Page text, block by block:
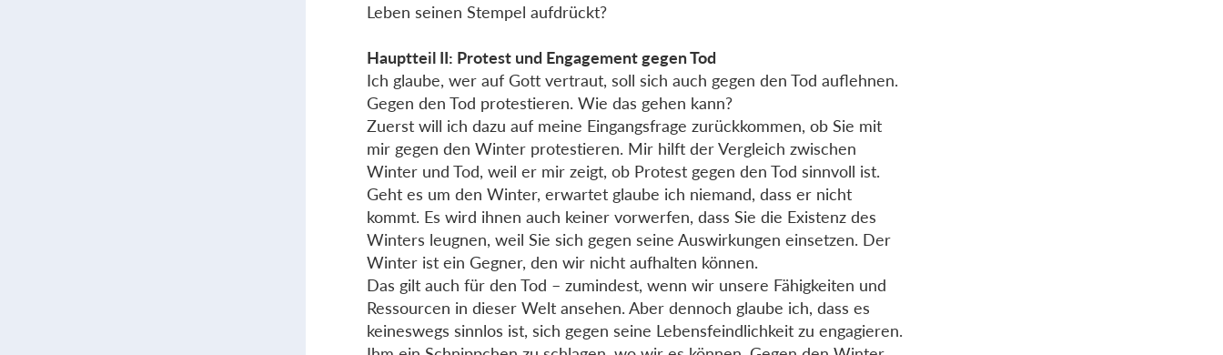
Leben seinen Stempel aufdrückt?
Hauptteil II: Protest und Engagement gegen Tod
Ich glaube, wer auf Gott vertraut, soll sich auch gegen den Tod auflehnen.
Gegen den Tod protestieren. Wie das gehen kann?
Zuerst will ich dazu auf meine Eingangsfrage zurückkommen, ob Sie mit
mir gegen den Winter protestieren. Mir hilft der Vergleich zwischen
Winter und Tod, weil er mir zeigt, ob Protest gegen den Tod sinnvoll ist.
Geht es um den Winter, erwartet glaube ich niemand, dass er nicht
kommt. Es wird ihnen auch keiner vorwerfen, dass Sie die Existenz des
Winters leugnen, weil Sie sich gegen seine Auswirkungen einsetzen. Der
Winter ist ein Gegner, den wir nicht aufhalten können.
Das gilt auch für den Tod – zumindest, wenn wir unsere Fähigkeiten und
Ressourcen in dieser Welt ansehen. Aber dennoch glaube ich, dass es
keineswegs sinnlos ist, sich gegen seine Lebensfeindlichkeit zu engagieren.